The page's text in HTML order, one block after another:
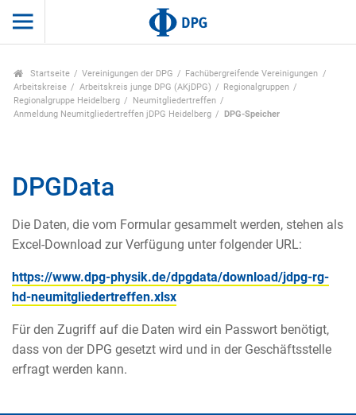
Startseite Vereinigungen der DPG
Fachübergreifende Vereinigungen
Arbeitskreise
Arbeitskreis junge DPG (AKjDPG)
Regionalgruppen
Regionalgruppe Heidelberg
Neumitgliedertreffen
Anmeldung Neumitgliedertreffen jDPG Heidelberg
DPG-Speicher
DPGData
Die Daten, die vom Formular gesammelt werden, stehen als
Excel-Download zur Verfügung unter folgender URL:
https://www.dpg-physik.de/dpgdata/download/jdpg-rg-
hd-neumitgliedertreffen.xlsx
Für den Zugriff auf die Daten wird ein Passwort benötigt,
dass von der DPG gesetzt wird und in der Geschäftsstelle
erfragt werden kann.